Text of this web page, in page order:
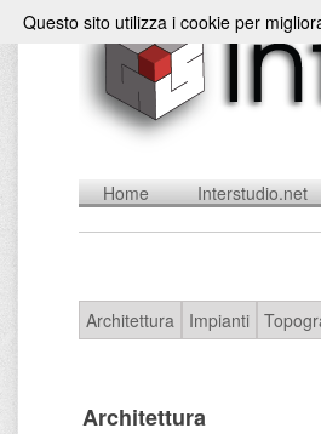
Home Interstudio.net
Architettura Impianti
Architettura
Questo sito utilizza i cookie per